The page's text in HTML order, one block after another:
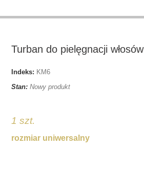
Turban do pielęgnacji włosów
Indeks: KM6
Stan: Nowy produkt
1 szt.
rozmiar uniwersalny